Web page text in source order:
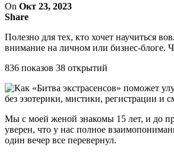
On Окт 23, 2023
Share
Полезно для тех, кто хочет научиться
внимание на личном или бизнес-блоге.
836 показов 38 открытий
Мы с моей женой знакомы 15 лет, и до
уверен, что у нас полное
один вечер все перевернул.